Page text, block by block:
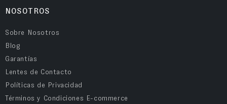
NOSOTROS
Sobre Nosotros
Blog
Garantías
Lentes de Contacto
Políticas de Privacidad
Términos y Condiciones E-commerce